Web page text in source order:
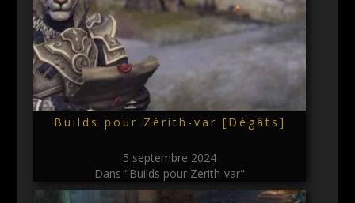
Builds pour Zérith-var [Dégâts]
5 septembre 2024
Dans "Builds pour Zerith-var"